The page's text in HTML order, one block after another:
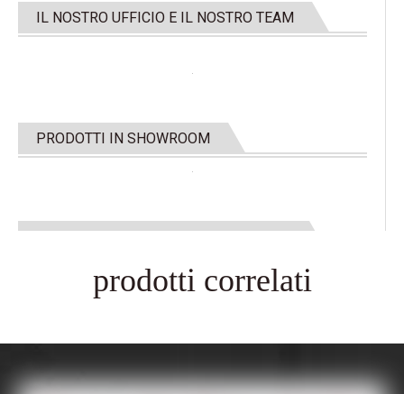
IL NOSTRO UFFICIO E IL NOSTRO TEAM
PRODOTTI IN SHOWROOM
MAGAZZINI E CONTENITORI DI CARICO
prodotti correlati